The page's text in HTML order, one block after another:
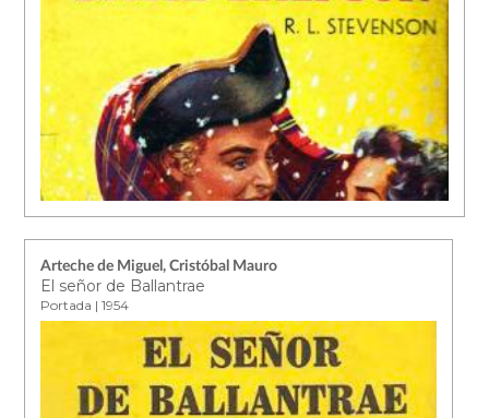
Arteche de Miguel, Cristóbal Mauro
El señor de Ballantrae
Portada | 1954